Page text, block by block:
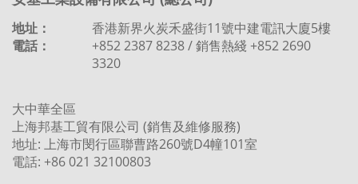
地址：
香港新界火炭禾盛街11號中建電訊大廈5樓
電話：
+852 2387 8238 / 銷售熱綫 +852 2690
3320
大中華全區
上海邦基工貿有限公司 (銷售及維修服務)
地址: 上海市閔行區聯曹路260號D4幢101室
電話: +86 021 32100803